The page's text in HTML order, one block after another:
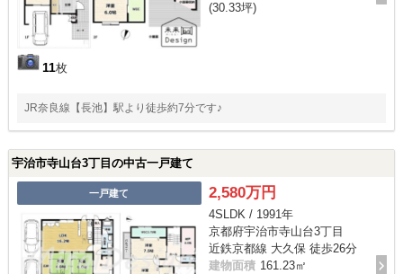
11枚
(30.33坪)
JR奈良線【長池】駅より徒歩約7分です♪
宇治市寺山台3丁目の中古一戸建て
一戸建て 2,580万円
4SLDK / 1991年
京都府宇治市寺山台3丁目
近鉄京都線 大久保 徒歩26分
建物面積 161.23㎡